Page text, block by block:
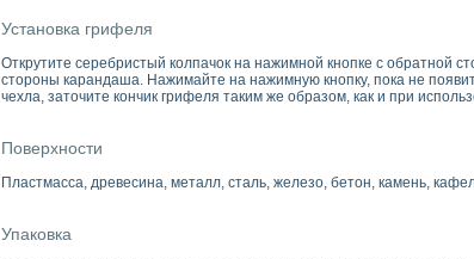
Установка грифеля
Открутите серебристый колпачок на нажимной кнопке с обратной
стороны карандаша. Нажимайте на нажимную кнопку, пока не
чехла, заточите кончик грифеля таким же образом, как и при
Поверхности
Пластмасса, древесина, металл, сталь, железо, бетон, камень,
Упаковка